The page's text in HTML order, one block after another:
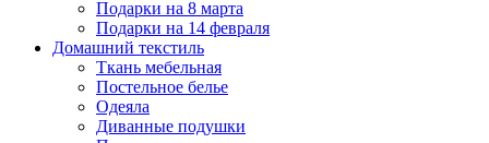
Подарки на 8 марта
Подарки на 14 февраля
Домашний текстиль
Ткань мебельная
Постельное белье
Одеяла
Диванные подушки